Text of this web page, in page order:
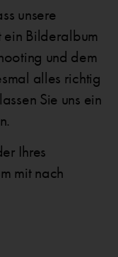
unsere
ein Bilderalbum
und dem
alles richtig
Sie uns ein
Ihres
mit nach